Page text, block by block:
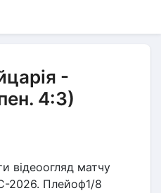
-
4:3)
відеоогляд матчу
2026. Плейоф1/8